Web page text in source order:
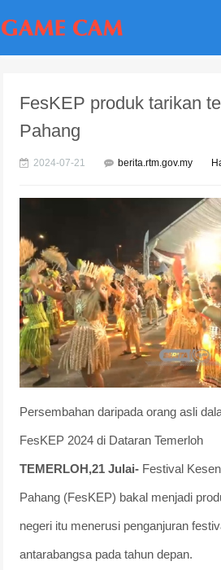
FesKEP produk tarikan
Pahang
2024-07-21 berita.rtm.gov.my
Persembahan daripada orang asli
FesKEP 2024 di Dataran Temerloh
TEMERLOH,21 Julai- Festival
Pahang (FesKEP) bakal menjadi
negeri itu menerusi penganjuran
antarabangsa pada tahun depan.